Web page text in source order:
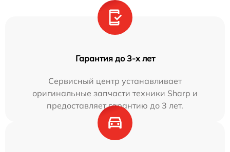
Гарантия до 3-х лет
Сервисный центр устанавливает
оригинальные запчасти техники Sharp и
предоставляет гарантию до 3 лет.